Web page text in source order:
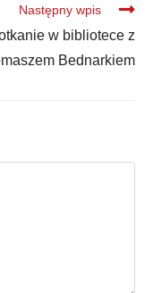
Następny wpis
w bibliotece z
Bednarkiem